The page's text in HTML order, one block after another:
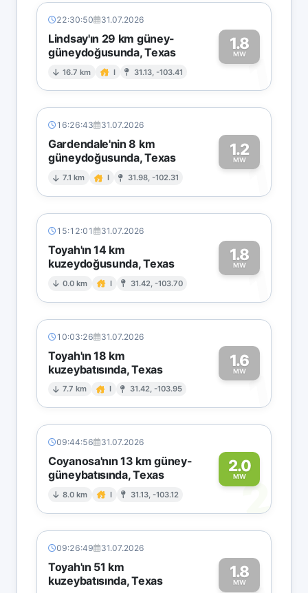
22:30:50 31.07.2026
Lindsay'ın 29 km güney-
güneydoğusunda, Texas
16.7 km I 31.13, -103.41
1.8
MW1
16:26:43 31.07.2026
Gardendale'nin 8 km
güneydoğusunda, Texas
7.1 km I 31.98, -102.31
1.2
MW1
15:12:01 31.07.2026
Toyah'ın 14 km
kuzeydoğusunda, Texas
0.0 km I 31.42, -103.70
1.8
MW1
10:03:26 31.07.2026
Toyah'ın 18 km
kuzeybatısında, Texas
7.7 km I 31.42, -103.95
1.6
MW1
09:44:56 31.07.2026
Coyanosa'nın 13 km güney-
güneybatısında, Texas
8.0 km I 31.13, -103.12
2.0
MW
2
09:26:49 31.07.2026
Toyah'ın 51 km
kuzeybatısında, Texas
1.8
MW